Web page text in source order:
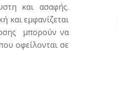
και ασαφής.
και εμφανίζεται
μπορούν να
οφείλονται σε